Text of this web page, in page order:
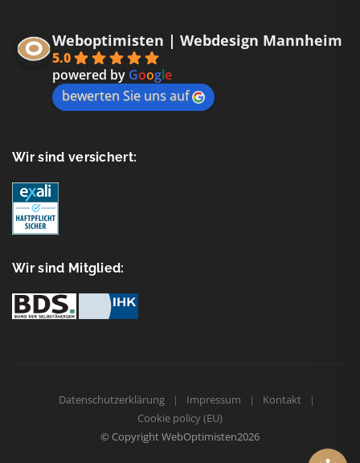
Weboptimisten | Webdesign Mannheim
5.0
powered by Google
bewerten Sie uns auf
Wir sind versichert:
Wir sind Mitglied:
Datenschutzerklärung Impressum
Kontakt
Cookie policy (EU)
© CopyrightWebOptimisten2026